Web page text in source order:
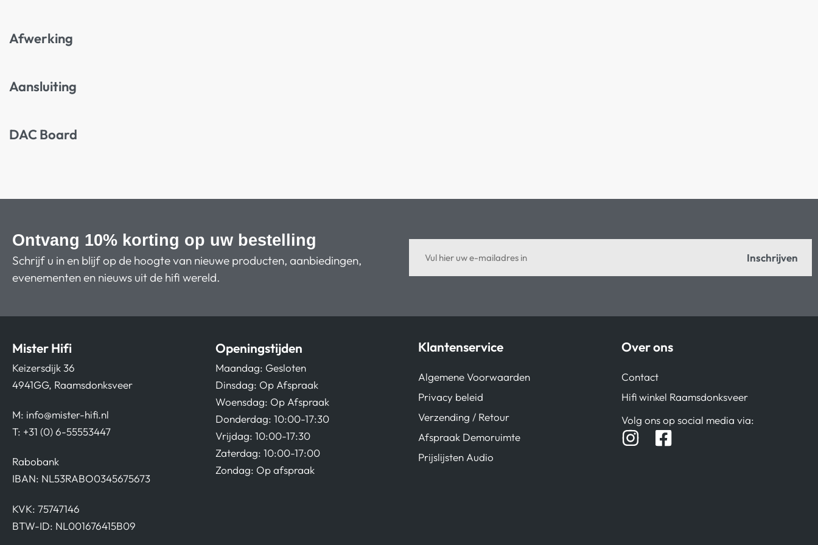
Afwerking
Aansluiting
DAC Board
Ontvang 10% korting op uw bestelling
Schrijf u in en blijf op de hoogte van nieuwe producten, aanbiedingen,
evenementen en nieuws uit de hifi wereld.
Inschrijven
Mister Hifi
Keizersdijk 36
4941GG, Raamsdonksveer
M: info@mister-hifi.nl
T: +31 (0) 6-55553447
Rabobank
IBAN: NL53RABO0345675673
KVK: 75747146
BTW-ID: NL001676415B09
Openingstijden
Maandag: Gesloten
Dinsdag: Op Afspraak
Woensdag: Op Afspraak
Donderdag: 10:00-17:30
Vrijdag: 10:00-17:30
Zaterdag: 10:00-17:00
Zondag: Op afspraak
Klantenservice
Algemene Voorwaarden
Privacy beleid
Verzending / Retour
Afspraak Demoruimte
Prijslijsten Audio
Over ons
Contact
Hifi winkel Raamsdonksveer
Volg ons op social media via: